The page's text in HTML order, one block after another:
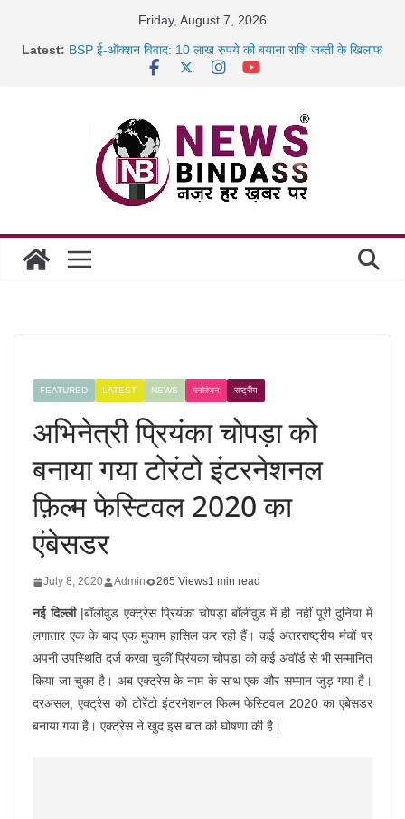
Friday, August 7, 2026
Latest:
साइबर ठगी पर दुर्ग पुलिस का बड़ा एक्शन: 13 म्यूल बैंक खाताधारक
गिरफ्तार
BSP ई-ऑक्शन विवाद: 10 लाख रुपये की बयाना राशि जब्ती के खिलाफ
छत्तीसगढ़ में 1460 गोधाम होंगे स्थापित, हर विकासखंड के 10 उत्कृष्ट
FEATURED LATEST NEWS मनोरंजन राष्ट्रीय
अभिनेत्री प्रियंका चोपड़ा को
बनाया गया टोरंटो इंटरनेशनल
फ़िल्म फेस्टिवल 2020 का
एंबेसडर
July 8, 2020 Admin 265 Views1 min read
नई दिल्ली|बॉलीवुड एक्ट्रेस प्रियंका चोपड़ा बॉलीवुड में ही नहीं पूरी दुनिया में
लगातार एक के बाद एक मुकाम हासिल कर रही हैं। कई अंतरराष्ट्रीय मंचों पर
अपनी उपस्थिति दर्ज करवा चुकीं प्रिंयका चोपड़ा को कई अवॉर्ड से भी सम्मानित
किया जा चुका है। अब एक्ट्रेस के नाम के साथ एक और सम्मान जुड़ गया है।
दरअसल, एक्ट्रेस को टोरेंटो इंटरनेशनल फिल्म फेस्टिवल 2020 का एंबेसडर
बनाया गया है। एक्ट्रेस ने खुद इस बात की घोषणा की है।